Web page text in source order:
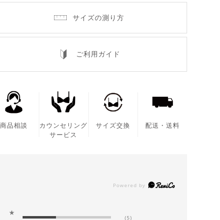
サイズの測り方
ご利用ガイド
商品相談
カウンセリング
サービス
サイズ交換 配送・送料
★
(5)